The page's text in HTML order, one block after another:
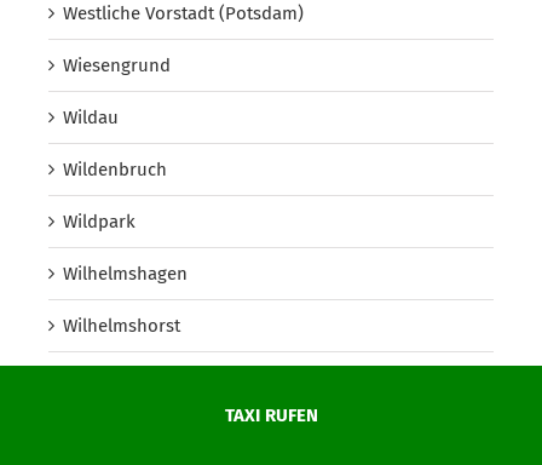
TAXI RUFEN
Westliche Vorstadt (Potsdam)
Wiesengrund
Wildau
Wildenbruch
Wildpark
Wilhelmshagen
Wilhelmshorst